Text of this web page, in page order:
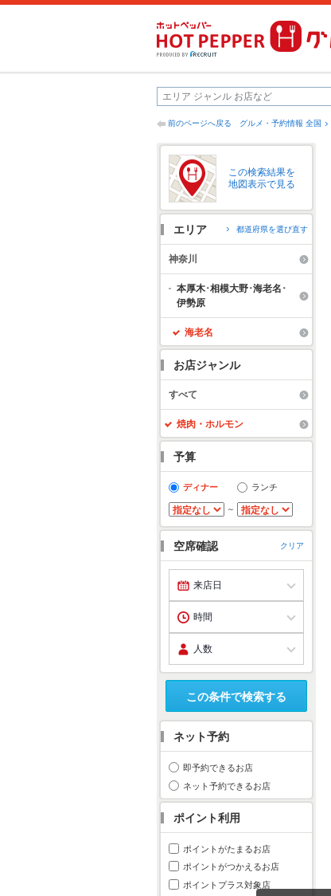
前のページへ戻る グルメ・予約情報 全国
この検索結果を
地図表示で見る
エリア 都道府県を選び直す
神奈川
本厚木･相模大野･海老名･
伊勢原
海老名
お店ジャンル
すべて
焼肉・ホルモン
予算
ディナー ランチ
～
空席確認 クリア
この条件で検索する
ネット予約
即予約できるお店
ネット予約できるお店
ポイント利用
ポイントがたまるお店
ポイントがつかえるお店
ポイントプラス対象店